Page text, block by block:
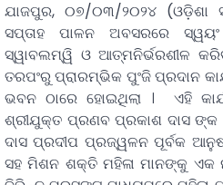
ଯାଜପୁର, ୦୭/୦୩/୨୦୨୪ (ଓଡ଼ିଶା
ସପ୍ତାହ ପାଳନ ଅବସରରେ
ସ୍ୱାବଲମ୍ୱି ଓ ଆତ୍ମନିର୍ଭରଶୀଳ
ତରପଂରୁ ପ୍ରାରମ୍ଭିକ ପୁଂଜି ପ୍ରଦାନ
ଭବନ ଠାରେ ହୋଇଥିଲା । ଏହି
ଶ୍ରୀଯୁକ୍ତ ପ୍ରଣବ ପ୍ରକାଶ ଦାସ ଙ୍କ
ଦାସ ପ୍ରଦୀପ ପ୍ରଜ୍ୱଳନ ପୂର୍ବକ
ସହ ମିଶନ ଶକ୍ତି ମହିଳା ମାନଙ୍କୁ